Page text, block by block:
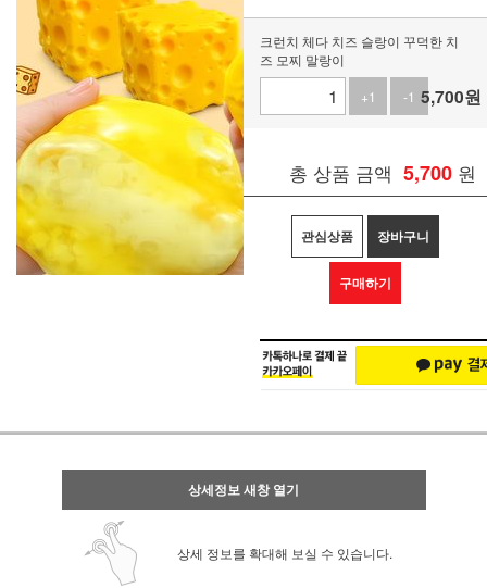
크런치 체다 치즈 슬랑이 꾸덕한 치
즈 모찌 말랑이
+1
-1 5,700원
총 상품 금액 5,700 원
관심상품 장바구니
구매하기
상세정보 새창 열기
상세 정보를 확대해 보실 수 있습니다.